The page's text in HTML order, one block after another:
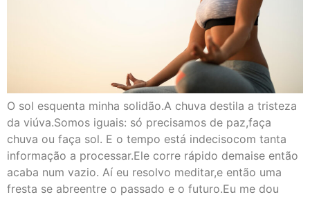
O sol esquenta minha solidão.A chuva destila a tristeza
da viúva.Somos iguais: só precisamos de paz,faça
chuva ou faça sol. E o tempo está indecisocom tanta
informação a processar.Ele corre rápido demaise então
acaba num vazio. Aí eu resolvo meditar,e então uma
fresta se abreentre o passado e o futuro.Eu me dou